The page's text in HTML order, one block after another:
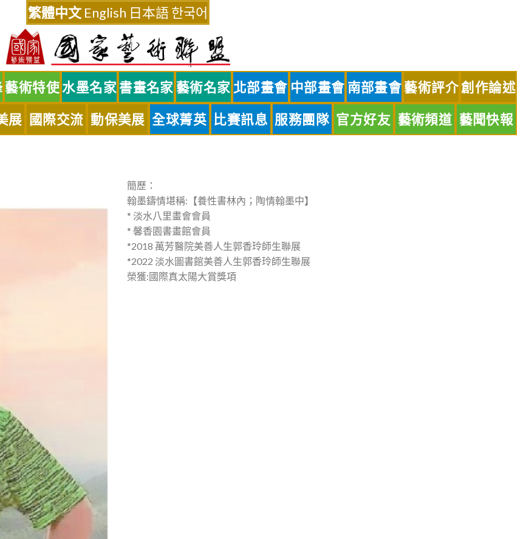
繁體中文 English 日本語한국어
藝術特使水墨名家 書畫名家 藝術名家 北部畫會 中部畫會 南部畫會藝術評介創作論述
展 國際交流 動保美展 全球菁英 比賽訊息 服務團隊 官方好友 藝術頻道 藝聞快報
簡歷：
翰墨鑄情堪稱:【養性書林內；陶情翰墨中】
* 淡水八里畫會會員
* 馨香園書畫館會員
*2018 萬芳醫院美善人生郭香玲師生聯展
*2022 淡水圖書館美善人生郭香玲師生聯展
榮獲:國際真太陽大賞獎項